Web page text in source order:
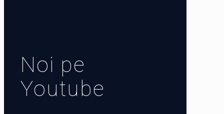
Noi pe
Youtube